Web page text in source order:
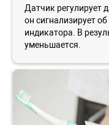
Датчик регулирует
он сигнализирует
индикатора. В
уменьшается.